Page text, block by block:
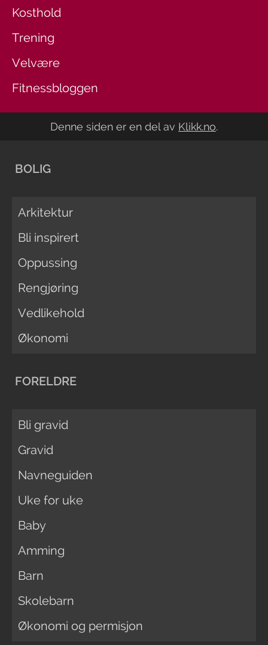
Kosthold
Trening
Velvære
Fitnessbloggen
Denne siden er en del av Klikk.no.
BOLIG
Arkitektur
Bli inspirert
Oppussing
Rengjøring
Vedlikehold
Økonomi
FORELDRE
Bli gravid
Gravid
Navneguiden
Uke for uke
Baby
Amming
Barn
Skolebarn
Økonomi og permisjon